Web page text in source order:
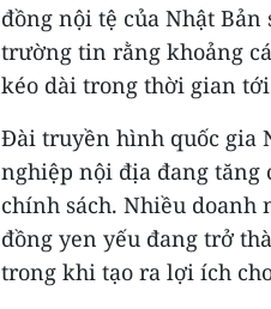
đồng nội tệ của Nhật
trường tin rằng khoảng
kéo dài trong thời gian
Đài truyền hình quốc gia
nghiệp nội địa đang
chính sách. Nhiều
đồng yen yếu đang trở
trong khi tạo ra lợi ích